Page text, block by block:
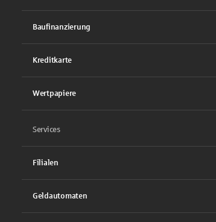
Baufinanzierung
Kreditkarte
Wertpapiere
Services
Filialen
Geldautomaten